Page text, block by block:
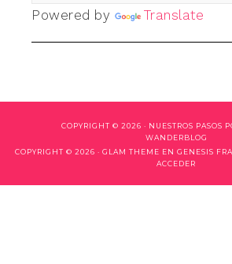
Powered by Translate
COPYRIGHT © 2026 · NUESTROS PASOS
WANDERBLOG
COPYRIGHT © 2026 · GLAM THEME EN GENESIS
ACCEDER